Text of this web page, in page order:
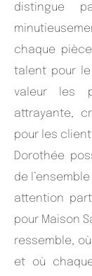
distingue
chaque
talent pour
valeur les
attrayante,
pour les
Dorothée
de
attention
pour Maison
ressemble,
et où